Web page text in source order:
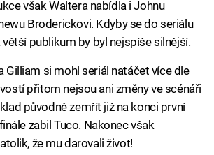
však Waltera nabídla i Johnu
Broderickovi. Kdyby se do seriálu
publikum by byl nejspíše silnější.
Gilliam si mohl seriál natáčet více dle
přitom nejsou ani změny ve scénáři
původně zemřít již na konci první
zabil Tuco. Nakonec však
že mu darovali život!